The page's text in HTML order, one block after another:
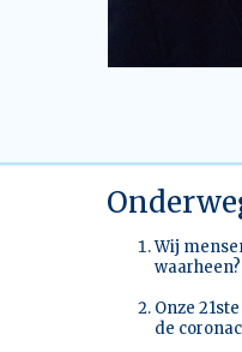
Wij
waarheen?
Onze
de